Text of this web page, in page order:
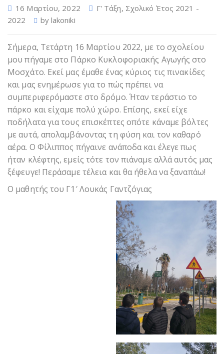
16 Μαρτίου, 2022 Γ' Τάξη, Σχολικό Έτος 2021 -
2022
by lakoniki
Σήμερα, Τετάρτη 16 Μαρτίου 2022, με το σχολείου
μου πήγαμε στο Πάρκο Κυκλοφοριακής Αγωγής στο
Μοσχάτο. Εκεί μας έμαθε ένας κύριος τις πινακίδες
και μας ενημέρωσε για το πώς πρέπει να
συμπεριφερόμαστε στο δρόμο. Ήταν τεράστιο το
πάρκο και είχαμε πολύ χώρο. Επίσης, εκεί είχε
ποδήλατα για τους επισκέπτες οπότε κάναμε βόλτες
με αυτά, απολαμβάνοντας τη φύση και τον καθαρό
αέρα. Ο Φίλιππος πήγαινε ανάποδα και έλεγε πως
ήταν κλέφτης, εμείς τότε τον πιάναμε αλλά αυτός μας
ξέφευγε! Περάσαμε τέλεια και θα ήθελα να ξαναπάω!
Ο μαθητής του Γ1′ Λουκάς Γαντζόγιας